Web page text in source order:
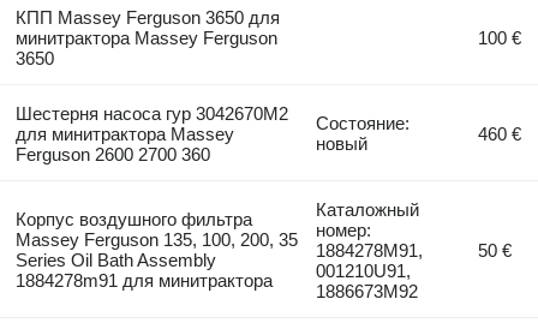
КПП Massey Ferguson 3650 для
минитрактора Massey Ferguson
3650
100 €
Шестерня насоса гур 3042670M2
для минитрактора Massey
Ferguson 2600 2700 360
Состояние:
новый
460 €
Корпус воздушного фильтра
Massey Ferguson 135, 100, 200, 35
Series Oil Bath Assembly
1884278m91 для минитрактора
Каталожный
номер:
1884278M91,
001210U91,
1886673M92
50 €